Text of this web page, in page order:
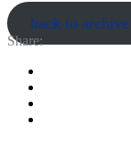
back to archive
Share: